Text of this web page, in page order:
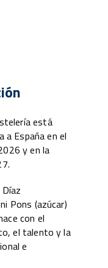
está
a España en el
y en la
Pons (azúcar)
con el
el talento y la
e